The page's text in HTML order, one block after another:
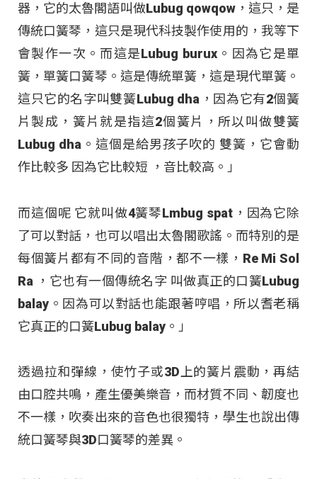
器，它的太魯閣語叫做Lubug qowqow，這只，是
傳統口簧琴，這只是現代科技製作使用的，我等下
會製作一次。而這是Lubug burux。因為它是單
簧，單簧口簧琴。這是傳統單簧，這是現代單簧。
這只它的名字叫雙簧Lubug dha，因為它有2個簧
片製成，簧片就是指這2個簧片，所以叫做雙簧
Lubug dha。這個是給男孩子吹的 雙簧，它會動
作比較多 因為它比較短 ，音比較高。」
而這個呢 它就叫做4簧琴Lmbug spat，因為它除
了可以對話，也可以唱出太魯閣歌謠。而特別的是
每個簧片都有不同的音階，都不一樣，Re Mi Sol
Ra ，它也有一個傳統名字 叫做真正的口簧Lubug
balay。因為可以對話也能跟著哼唱，所以耆老稱
它真正的口簧Lubug balay。」
透過拉和彈線，使竹子或3D上的簧片震動，再結
由口腔共鳴，產生優美樂音，而材質不同、韌度也
不一樣，吹奏出來的音色也很獨特，學生也說出傳
統口簧琴與3D口簧琴的差異。